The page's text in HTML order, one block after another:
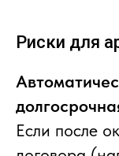
Риски для
Если после